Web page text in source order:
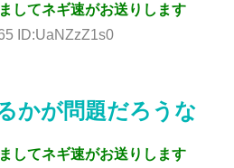
してネギ速がお送りします
ID:UaNZzZ1s0
かが問題だろうな
してネギ速がお送りします